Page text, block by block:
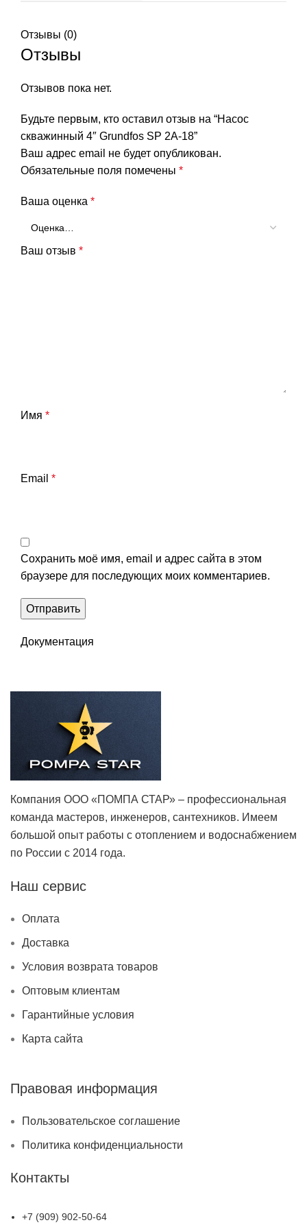
Отзывы (0)
Отзывы
Отзывов пока нет.
Будьте первым, кто оставил отзыв на “Насос
скважинный 4″ Grundfos SP 2A-18”
Ваш адрес email не будет опубликован.
Обязательные поля помечены *
Ваша оценка *
Ваш отзыв *
Имя *
Email *
Сохранить моё имя, email и адрес сайта в этом
браузере для последующих моих комментариев.
Документация
Компания ООО «ПОМПА СТАР» – профессиональная
команда мастеров, инженеров, сантехников. Имеем
большой опыт работы с отоплением и водоснабжением
по России с 2014 года.
Наш сервис
Оплата
Доставка
Условия возврата товаров
Оптовым клиентам
Гарантийные условия
Карта сайта
Правовая информация
Пользовательское соглашение
Политика конфиденциальности
Контакты
+7 (909) 902-50-64